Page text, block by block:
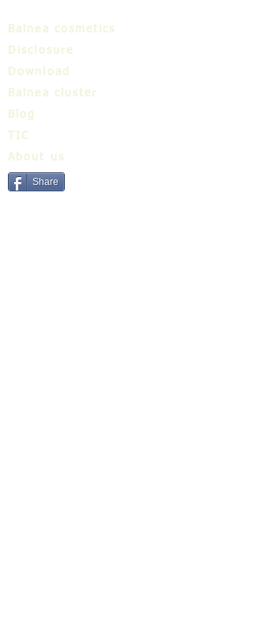
Balnea cosmetics
Disclosure
Download
Balnea cluster
Blog
TIC
About us
Share